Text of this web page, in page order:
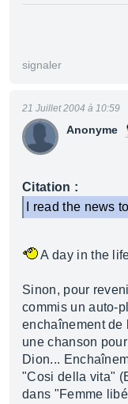
signaler
Anonyme
21 Juillet 2004 à 10:59
Citation :
I read the news
A day in the
Sinon, pour
commis un auto-
enchaînement de
une chanson
Dion...
"Cosi della vita"
dans "Femme